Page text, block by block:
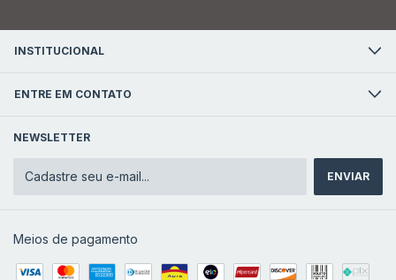
INSTITUCIONAL
ENTRE EM CONTATO
NEWSLETTER
Meios de pagamento